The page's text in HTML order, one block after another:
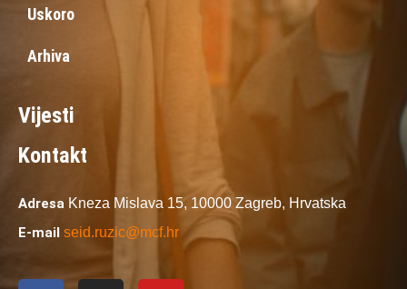
Uskoro
Arhiva
Vijesti
Kontakt
Adresa Kneza Mislava 15, 10000 Zagreb, Hrvatska
E-mail seid.ruzic@mcf.hr